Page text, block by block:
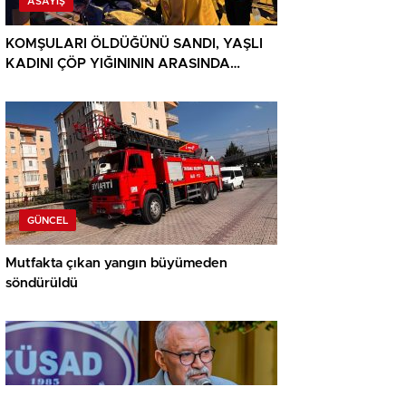
KOMŞULARI ÖLDÜĞÜNÜ SANDI, YAŞLI
KADINI ÇÖP YIĞINININ ARASINDA
GÜNCEL
Mutfakta çıkan yangın büyümeden
söndürüldü